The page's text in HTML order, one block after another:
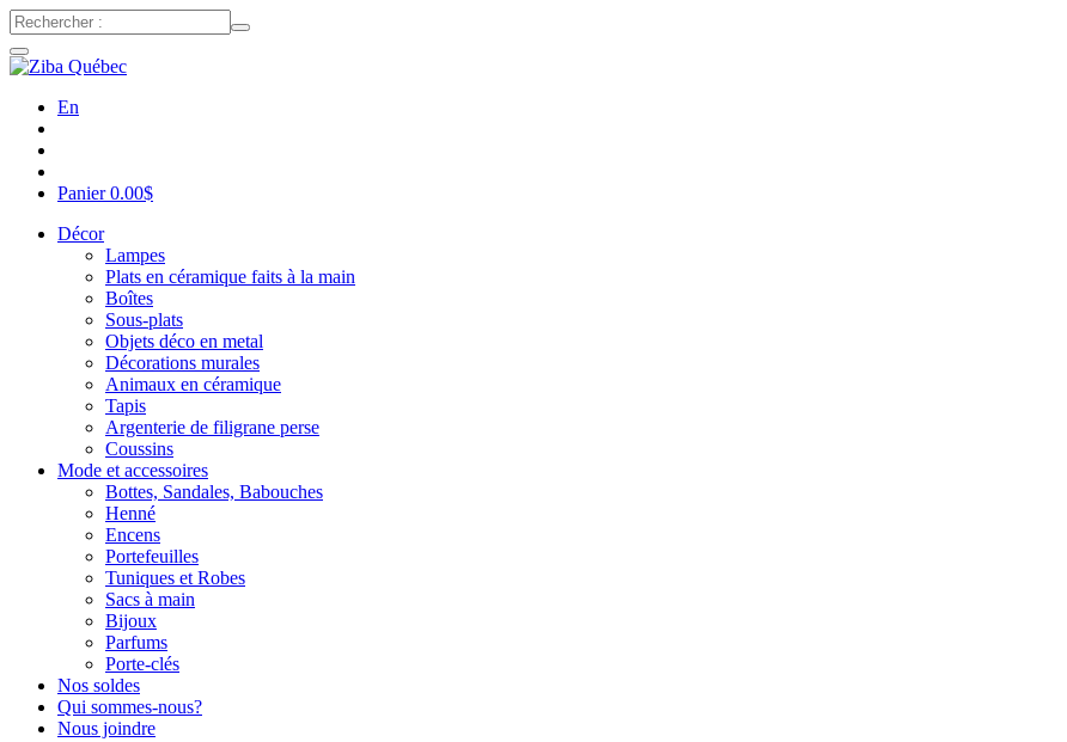
En
Panier0.00$
Décor
Lampes
Plats en céramique faits à la main
Boîtes
Sous-plats
Objets déco en metal
Décorations murales
Animaux en céramique
Tapis
Argenterie de filigrane perse
Coussins
Mode et accessoires
Bottes, Sandales, Babouches
Henné
Encens
Portefeuilles
Tuniques et Robes
Sacs à main
Bijoux
Parfums
Porte-clés
Nos soldes
Qui sommes-nous?
Nous joindre